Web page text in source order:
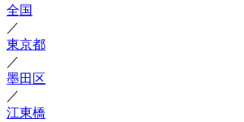
全国
／
東京都
／
墨田区
／
江東橋